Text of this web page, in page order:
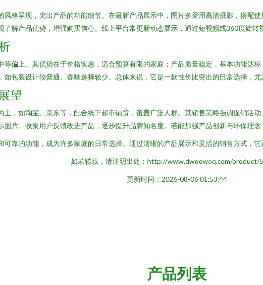
风格呈现，突出产品的功能细节。在最新产品展示中，图片多采用高清摄影，搭配
解产品优势，增强购买信心。线上平台常更新动态展示，通过短视频或360度旋转
等偏上。其优势在于价格实惠，适合预算有限的家庭；产品质量稳定，基本功能达
包装设计较普通、香味选择较少。总体来说，它是一款性价比突出的日常选择，尤
望
主，如淘宝、京东等，配合线下超市铺货，覆盖广泛人群。其销售策略强调促销活
片、收集用户反馈改进产品，逐步提升品牌知名度。若能加强产品创新与环保理念
靠的功能，成为许多家庭的日常选择。通过清晰的产品展示和灵活的销售方式，它
如若转载，请注明出处：http://www.dwoowoq.com/product/
更新时间：2026-08-06 01:53:44
产品列表